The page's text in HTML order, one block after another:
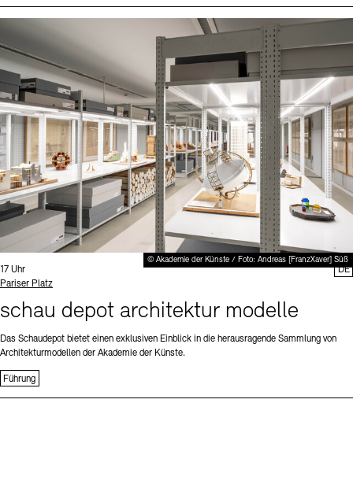
© Akademie der Künste / Foto: Andreas [FranzXaver] Süß
Uhrzeit:
17 Uhr
Standort
Pariser Platz
schau depot architektur modelle
Das Schaudepot bietet einen exklusiven Einblick in die herausragende Sammlung von
Architekturmodellen der Akademie der Künste.
Führung
DE